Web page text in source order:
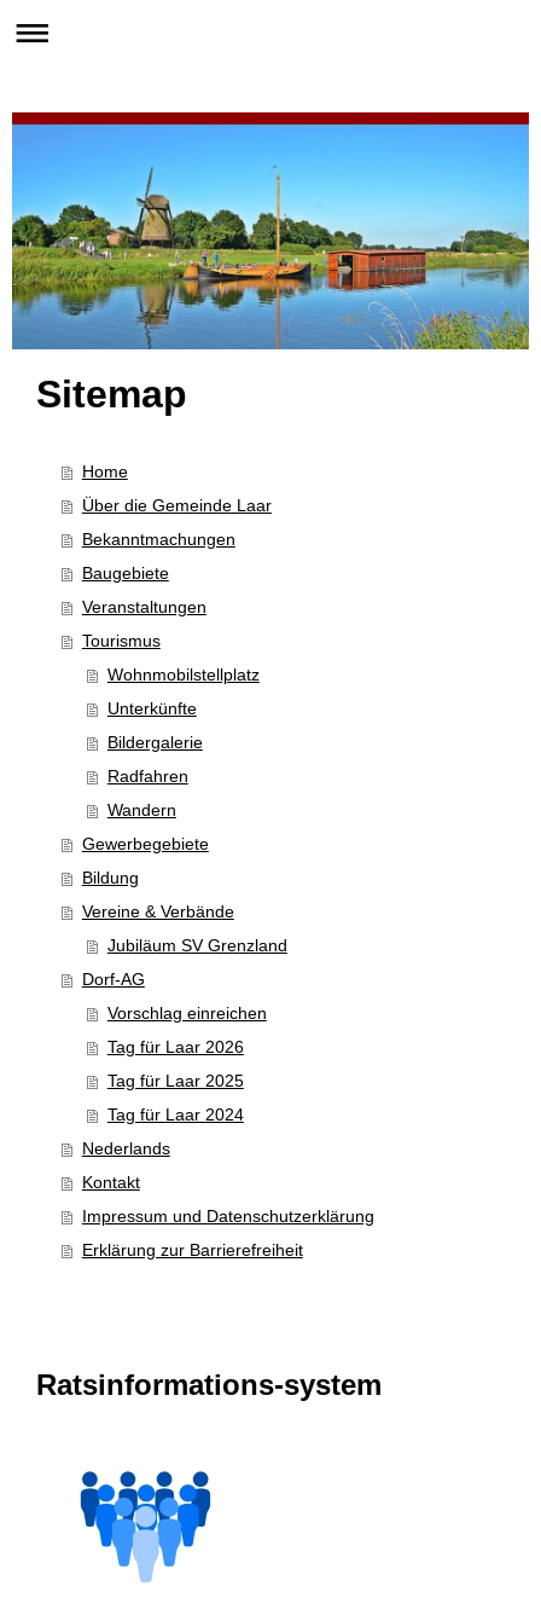
Sitemap
Home
Über die Gemeinde Laar
Bekanntmachungen
Baugebiete
Veranstaltungen
Tourismus
Wohnmobilstellplatz
Unterkünfte
Bildergalerie
Radfahren
Wandern
Gewerbegebiete
Bildung
Vereine & Verbände
Jubiläum SV Grenzland
Dorf-AG
Vorschlag einreichen
Tag für Laar 2026
Tag für Laar 2025
Tag für Laar 2024
Nederlands
Kontakt
Impressum und Datenschutzerklärung
Erklärung zur Barrierefreiheit
Ratsinformations-system